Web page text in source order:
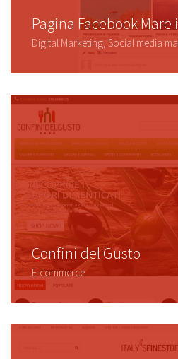
Pagina Facebook
Digital Marketing, Social media
Confini del Gusto
E-commerce